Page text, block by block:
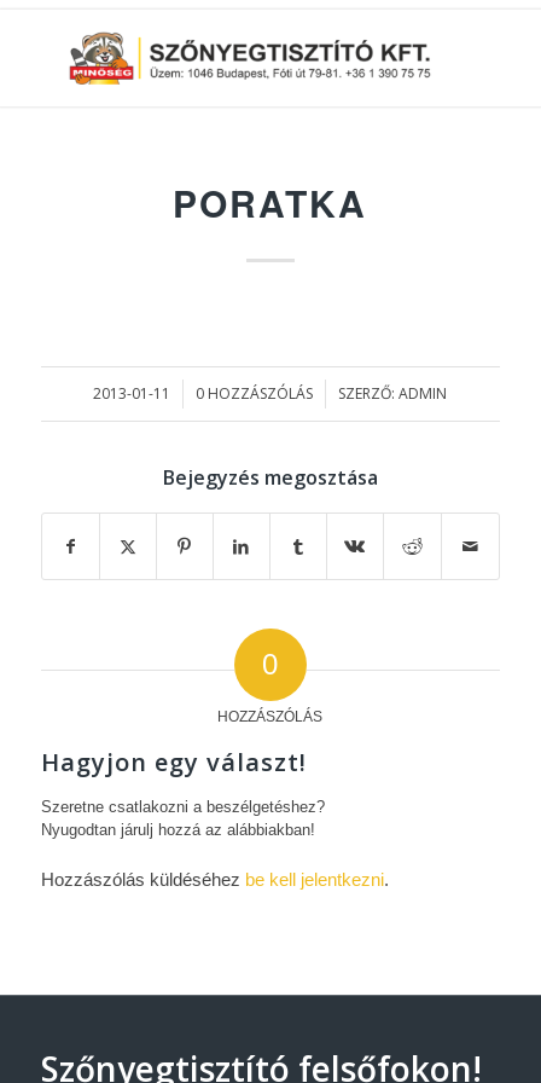
PORATKA
2013-01-11
/ 0 HOZZÁSZÓLÁS
/ SZERZŐ:ADMIN
Bejegyzés megosztása
0
HOZZÁSZÓLÁS
Hagyjon egy választ!
Szeretne csatlakozni a beszélgetéshez?
Nyugodtan járulj hozzá az alábbiakban!
Hozzászólás küldéséhez be kell jelentkezni.
Szőnyegtisztító felsőfokon!